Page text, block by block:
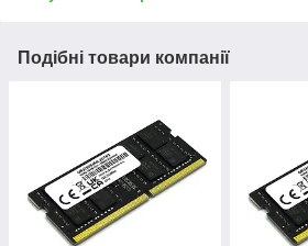
Подібні товари компанії